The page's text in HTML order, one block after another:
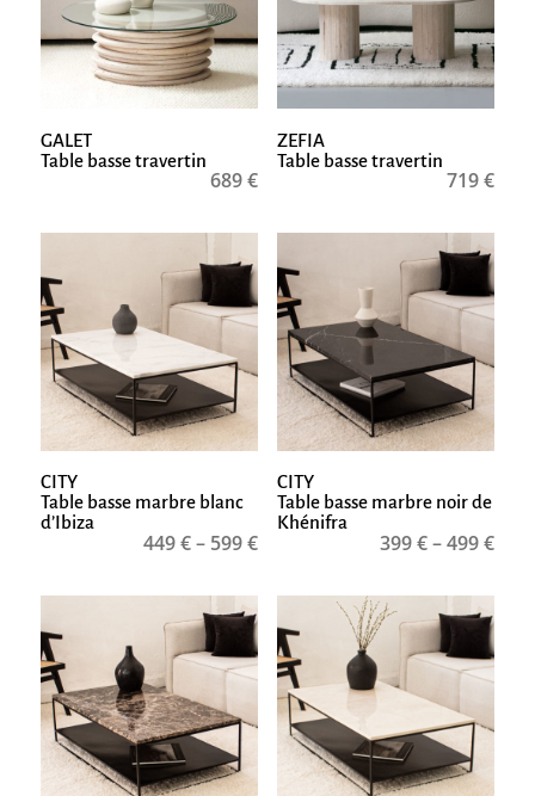
GALET
Table basse travertin
689€
ZEFIA
Table basse travertin
719€
CITY
Table basse marbre blanc
d’Ibiza
449€– 599€
CITY
Table basse marbre noir de
Khénifra
399€–499€